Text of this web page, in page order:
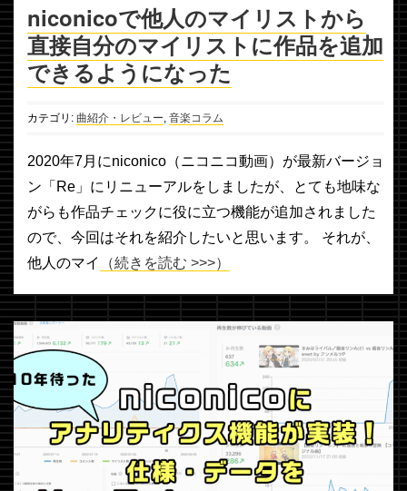
niconicoで他人のマイリストから
直接自分のマイリストに作品を追加
できるようになった
カテゴリ: 曲紹介・レビュー 音楽コラム
2020年7月にniconico（ニコニコ動画）が最新バージョ
ン「Re」にリニューアルをしましたが、とても地味な
がらも作品チェックに役に立つ機能が追加されました
ので、今回はそれを紹介したいと思います。 それが、
他人のマイ
（続きを読む >>>）